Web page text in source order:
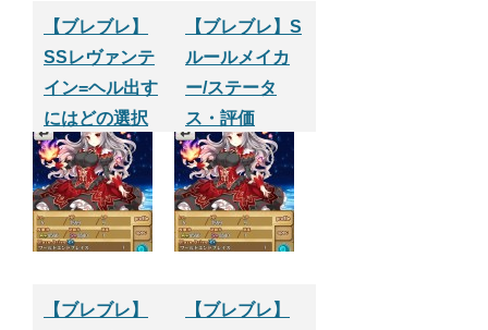
【ブレブレ】
SSレヴァンテ
イン=ヘル出す
にはどの選択
肢を選べばい
いのよ？
【ブレブレ】S
ルールメイカ
ー/ステータ
ス・評価
【ブレブレ】
【ブレブレ】